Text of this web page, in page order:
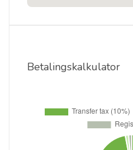
Betalingskalkulator